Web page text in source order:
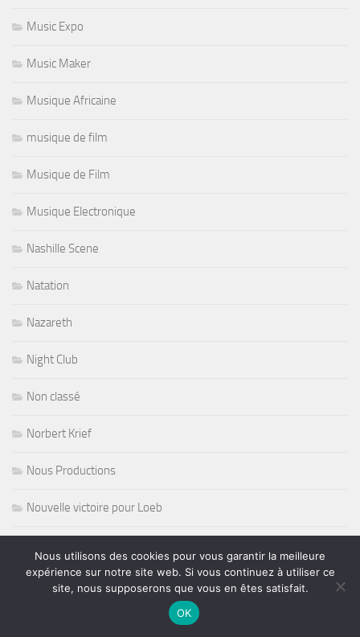
Music Expo
Music Maker
Musique Africaine
musique de film
Musique de Film
Musique Electronique
Nashille Scene
Natation
Nazareth
Night Club
Non classé
Norbert Krief
Nous Productions
Nouvelle victoire pour Loeb
opera
Nous utilisons des cookies pour vous garantir la meilleure
expérience sur notre site web. Si vous continuez à utiliser ce
site, nous supposerons que vous en êtes satisfait.
OK